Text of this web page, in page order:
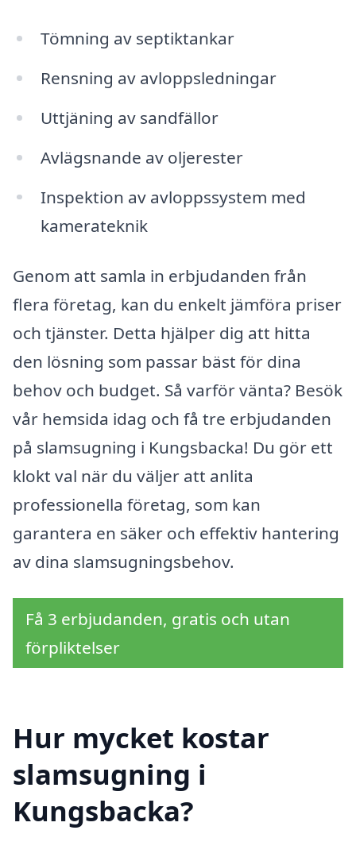
Tömning av septiktankar
Rensning av avloppsledningar
Uttjäning av sandfällor
Avlägsnande av oljerester
Inspektion av avloppssystem med
kamerateknik
Genom att samla in erbjudanden från
flera företag, kan du enkelt jämföra priser
och tjänster. Detta hjälper dig att hitta
den lösning som passar bäst för dina
behov och budget. Så varför vänta? Besök
vår hemsida idag och få tre erbjudanden
på slamsugning i Kungsbacka! Du gör ett
klokt val när du väljer att anlita
professionella företag, som kan
garantera en säker och effektiv hantering
av dina slamsugningsbehov.
Få 3 erbjudanden, gratis och utan
förpliktelser
Hur mycket kostar
slamsugning i
Kungsbacka?